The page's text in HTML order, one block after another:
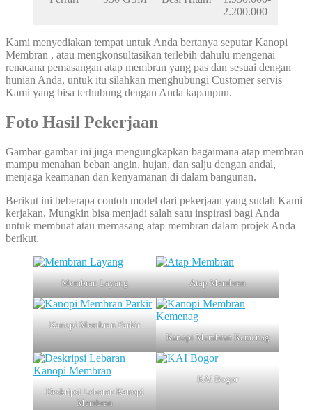
2.200.000
Kami menyediakan tempat untuk Anda bertanya seputar Kanopi
Membran , atau mengkonsultasikan terlebih dahulu mengenai
renacana pemasangan atap membran yang pas dan sesuai dengan
hunian Anda, untuk itu silahkan menghubungi Customer servis
Kami yang bisa terhubung dengan Anda kapanpun.
Foto Hasil Pekerjaan
Gambar-gambar ini juga mengungkapkan bagaimana atap membran
mampu menahan beban angin, hujan, dan salju dengan andal,
menjaga keamanan dan kenyamanan di dalam bangunan.
Berikut ini beberapa contoh model dari pekerjaan yang sudah Kami
kerjakan, Mungkin bisa menjadi salah satu inspirasi bagi Anda
untuk membuat atau memasang atap membran dalam projek Anda
berikut.
Membran Layang Atap Membran
Kanopi Membran Parkir
Kanopi Membran Kemenag
Deskripsi Lebaran Kanopi
Membran
KAI Bogor